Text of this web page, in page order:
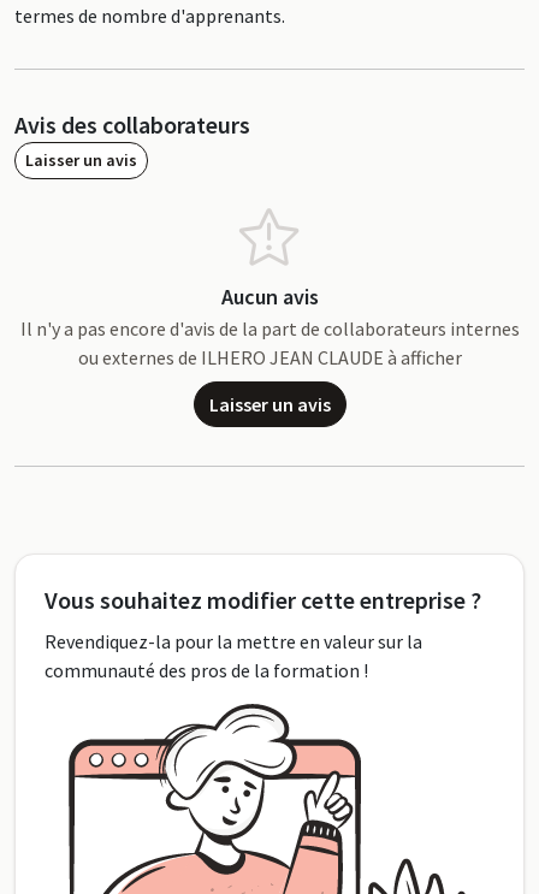
termes de nombre d'apprenants.
Avis des collaborateurs
Laisser un avis
Aucun avis
Il n'y a pas encore d'avis de la part de collaborateurs internes
ou externes de ILHERO JEAN CLAUDE à afficher
Laisser un avis
Vous souhaitez modifier cette entreprise ?
Revendiquez-la pour la mettre en valeur sur la
communauté des pros de la formation !